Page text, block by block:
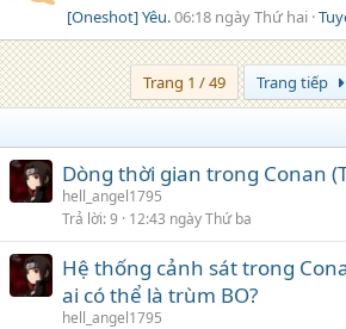
[Oneshot] Yêu.06:18 ngày Thứ hai
Trang 1 / 49 Trang tiếp
Dòng thời gian trong Conan
hell_angel1795
Trả lời 9 12:43 ngày Thứ ba
Hệ thống cảnh sát trong
ai có thể là trùm BO?
hell_angel1795